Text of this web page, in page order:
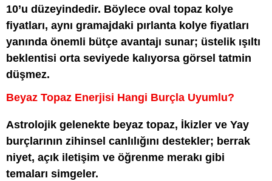
10’u düzeyindedir. Böylece oval topaz kolye
fiyatları, aynı gramajdaki pırlanta kolye fiyatları
yanında önemli bütçe avantajı sunar; üstelik ışıltı
beklentisi orta seviyede kalıyorsa görsel tatmin
düşmez.
Beyaz Topaz Enerjisi Hangi Burçla Uyumlu?
Astrolojik gelenekte beyaz topaz, İkizler ve Yay
burçlarının zihinsel canlılığını destekler; berrak
niyet, açık iletişim ve öğrenme merakı gibi
temaları simgeler.